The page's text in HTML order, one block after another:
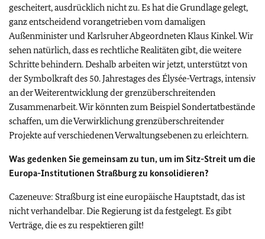
gescheitert, ausdrücklich nicht zu. Es hat die Grundlage gelegt,
ganz entscheidend vorangetrieben vom damaligen
Außenminister und Karlsruher Abgeordneten Klaus Kinkel. Wir
sehen natürlich, dass es rechtliche Realitäten gibt, die weitere
Schritte behindern. Deshalb arbeiten wir jetzt, unterstützt von
der Symbolkraft des 50. Jahrestages des Élysée-Vertrags, intensiv
an der Weiterentwicklung der grenzüberschreitenden
Zusammenarbeit. Wir könnten zum Beispiel Sondertatbestände
schaffen, um die Verwirklichung grenzüberschreitender
Projekte auf verschiedenen Verwaltungsebenen zu erleichtern.
Was gedenken Sie gemeinsam zu tun, um im Sitz-Streit um die
Europa-Institutionen Straßburg zu konsolidieren?
Cazeneuve: Straßburg ist eine europäische Hauptstadt, das ist
nicht verhandelbar. Die Regierung ist da festgelegt. Es gibt
Verträge, die es zu respektieren gilt!